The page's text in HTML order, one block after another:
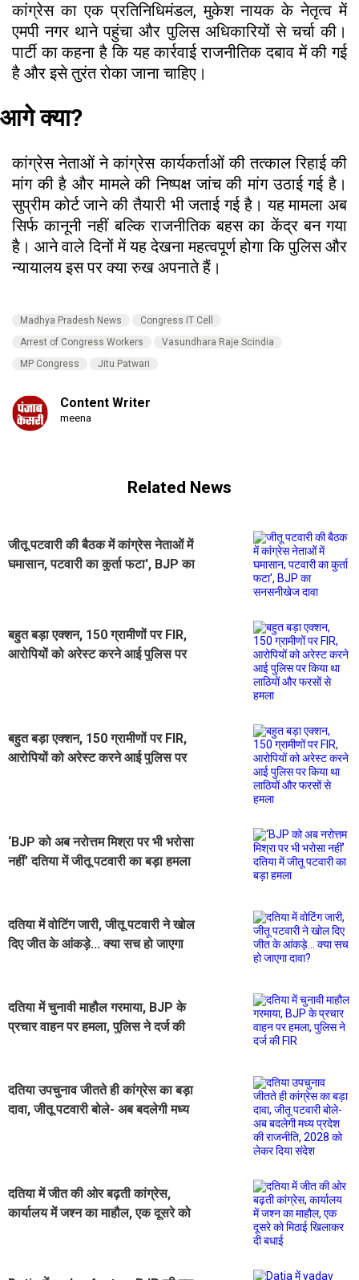
कांग्रेस का एक प्रतिनिधिमंडल, मुकेश नायक के नेतृत्व में
एमपी नगर थाने पहुंचा और पुलिस अधिकारियों से चर्चा की।
पार्टी का कहना है कि यह कार्रवाई राजनीतिक दबाव में की गई
है और इसे तुरंत रोका जाना चाहिए।
आगे क्या?
कांग्रेस नेताओं ने कांग्रेस कार्यकर्ताओं की तत्काल रिहाई की
मांग की है और मामले की निष्पक्ष जांच की मांग उठाई गई है।
सुप्रीम कोर्ट जाने की तैयारी भी जताई गई है। यह मामला अब
सिर्फ कानूनी नहीं बल्कि राजनीतिक बहस का केंद्र बन गया
है। आने वाले दिनों में यह देखना महत्वपूर्ण होगा कि पुलिस और
न्यायालय इस पर क्या रुख अपनाते हैं।
Madhya Pradesh News
Congress IT Cell
Arrest of Congress Workers
Vasundhara Raje Scindia
MP Congress
Jitu Patwari
Content Writer
meena
Related News
जीतू पटवारी की बैठक में कांग्रेस नेताओं में
घमासान, पटवारी का कुर्ता फटा', BJP का
बहुत बड़ा एक्शन, 150 ग्रामीणों पर FIR,
आरोपियों को अरेस्ट करने आई पुलिस पर
बहुत बड़ा एक्शन, 150 ग्रामीणों पर FIR,
आरोपियों को अरेस्ट करने आई पुलिस पर
‘BJP को अब नरोत्तम मिश्रा पर भी भरोसा
नहीं’ दतिया में जीतू पटवारी का बड़ा हमला
दतिया में वोटिंग जारी, जीतू पटवारी ने खोल
दिए जीत के आंकड़े... क्या सच हो जाएगा
दतिया में चुनावी माहौल गरमाया, BJP के
प्रचार वाहन पर हमला, पुलिस ने दर्ज की
दतिया उपचुनाव जीतते ही कांग्रेस का बड़ा
दावा, जीतू पटवारी बोले- अब बदलेगी मध्य
दतिया में जीत की ओर बढ़ती कांग्रेस,
कार्यालय में जश्न का माहौल, एक दूसरे को